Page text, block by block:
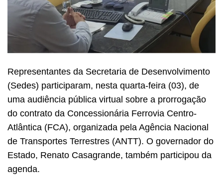
Representantes da Secretaria de Desenvolvimento
(Sedes) participaram, nesta quarta-feira (03), de
uma audiência pública virtual sobre a prorrogação
do contrato da Concessionária Ferrovia Centro-
Atlântica (FCA), organizada pela Agência Nacional
de Transportes Terrestres (ANTT). O governador do
Estado, Renato Casagrande, também participou da
agenda.